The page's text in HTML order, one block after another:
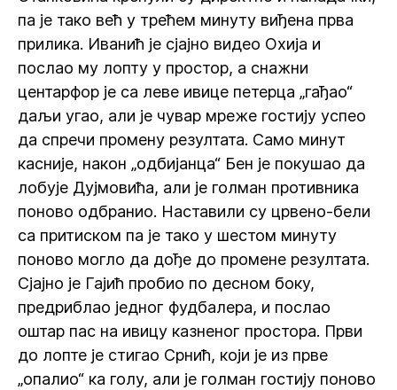
па је тако већ у трећем минуту виђена прва
прилика. Иванић је сјајно видео Охија и
послао му лопту у простор, а снажни
центарфор је са леве ивице петерца „гађао“
даљи угао, али је чувар мреже гостију успео
да спречи промену резултата. Само минут
касније, након „одбијанца“ Бен је покушао да
лобује Дујмовића, али је голман противника
поново одбранио. Наставили су црвено-бели
са притиском па је тако у шестом минуту
поново могло да дође до промене резултата.
Сјајно је Гајић пробио по десном боку,
предриблао једног фудбалера, и послао
оштар пас на ивицу казненог простора. Први
до лопте је стигао Срнић, који је из прве
„опалио“ ка голу, али је голман гостију поново